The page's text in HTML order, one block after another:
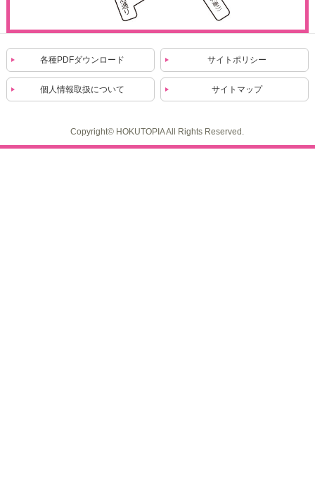
各種PDFダウンロード サイトポリシー
個人情報取扱について サイトマップ
Copyright© HOKUTOPIA All Rights Reserved.